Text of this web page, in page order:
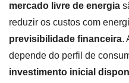
mercado livre de energia
reduzir os custos com
previsibilidade financeira.
depende do perfil de
investimento inicial